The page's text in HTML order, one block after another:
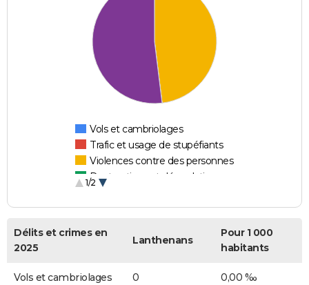
Vols et cambriolages
Trafic et usage de stupéfiants
Violences contre des personnes
Destructions et dégradations
1/2
Délits et crimes en
2025
Lanthenans
Pour 1 000
habitants
Vols et cambriolages 0 0,00 ‰